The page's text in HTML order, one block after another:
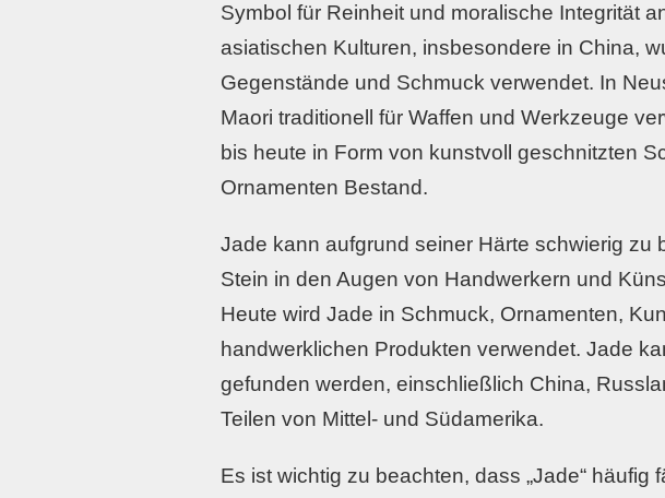
Symbol für Reinheit und moralische Integrität
asiatischen Kulturen, insbesondere in China,
Gegenstände und Schmuck verwendet. In
Maori traditionell für Waffen und Werkzeuge
bis heute in Form von kunstvoll geschnitzten
Ornamenten Bestand.
Jade kann aufgrund seiner Härte schwierig zu
Stein in den Augen von Handwerkern und
Heute wird Jade in Schmuck, Ornamenten,
handwerklichen Produkten verwendet. Jade
gefunden werden, einschließlich China,
Teilen von Mittel- und Südamerika.
Es ist wichtig zu beachten, dass „Jade“ häufig